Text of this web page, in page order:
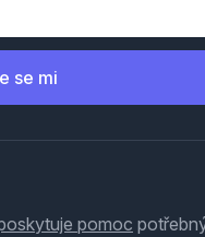
se mi
pomoc